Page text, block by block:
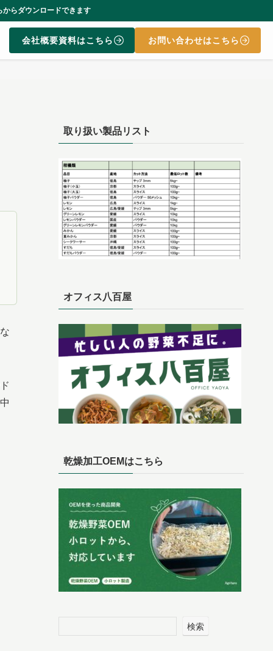
会社概要資料はこちら お問い合わせはこちら
取り扱い製品リスト
オフィス八百屋
乾燥加工OEMはこちら
検索